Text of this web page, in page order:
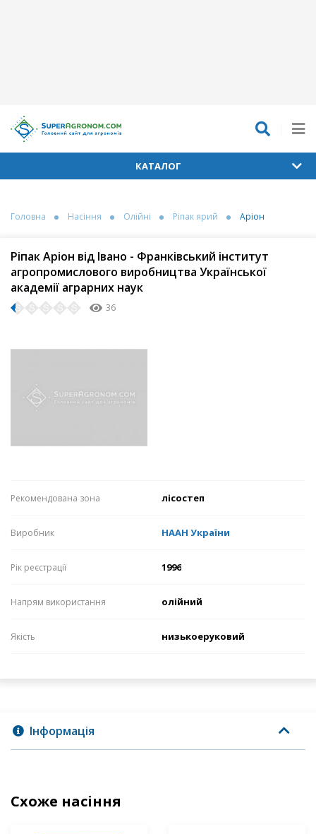
КАТАЛОГ
Головна Насіння Олійні Ріпак ярий Аріон
Ріпак Аріон від Івано - Франківський інститут
агропромислового виробництва Української
академії аграрних наук
36
Рекомендована зона лісостеп
Виробник НААН України
Рік реєстрації 1996
Напрям використання олійний
Якість низькоеруковий
Інформація
Схоже насіння